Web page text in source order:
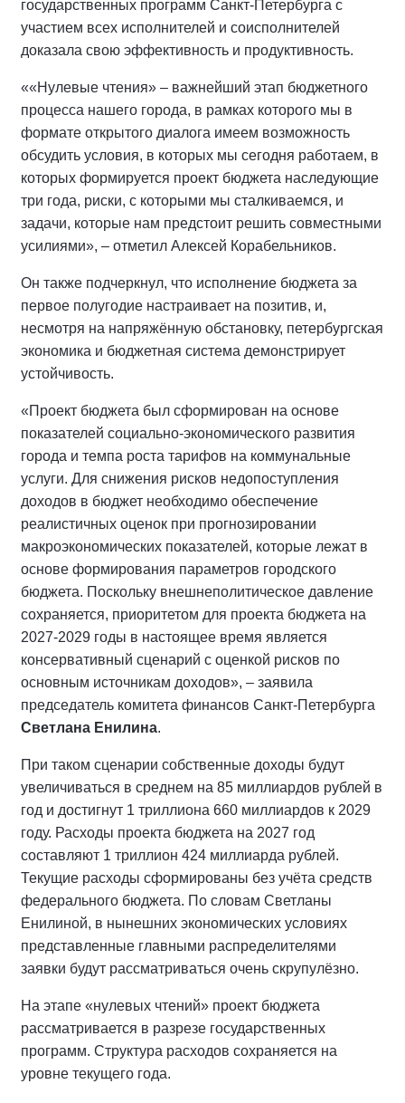
государственных программ Санкт-Петербурга с
участием всех исполнителей и соисполнителей
доказала свою эффективность и продуктивность.
««Нулевые чтения» – важнейший этап бюджетного
процесса нашего города, в рамках которого мы в
формате открытого диалога имеем возможность
обсудить условия, в которых мы сегодня работаем, в
которых формируется проект бюджета наследующие
три года, риски, с которыми мы сталкиваемся, и
задачи, которые нам предстоит решить совместными
усилиями», – отметил Алексей Корабельников.
Он также подчеркнул, что исполнение бюджета за
первое полугодие настраивает на позитив, и,
несмотря на напряжённую обстановку, петербургская
экономика и бюджетная система демонстрирует
устойчивость.
«Проект бюджета был сформирован на основе
показателей социально-экономического развития
города и темпа роста тарифов на коммунальные
услуги. Для снижения рисков недопоступления
доходов в бюджет необходимо обеспечение
реалистичных оценок при прогнозировании
макроэкономических показателей, которые лежат в
основе формирования параметров городского
бюджета. Поскольку внешнеполитическое давление
сохраняется, приоритетом для проекта бюджета на
2027-2029 годы в настоящее время является
консервативный сценарий с оценкой рисков по
основным источникам доходов», – заявила
председатель комитета финансов Санкт-Петербурга
Светлана Енилина.
При таком сценарии собственные доходы будут
увеличиваться в среднем на 85 миллиардов рублей в
год и достигнут 1 триллиона 660 миллиардов к 2029
году. Расходы проекта бюджета на 2027 год
составляют 1 триллион 424 миллиарда рублей.
Текущие расходы сформированы без учёта средств
федерального бюджета. По словам Светланы
Енилиной, в нынешних экономических условиях
представленные главными распределителями
заявки будут рассматриваться очень скрупулёзно.
На этапе «нулевых чтений» проект бюджета
рассматривается в разрезе государственных
программ. Структура расходов сохраняется на
уровне текущего года.